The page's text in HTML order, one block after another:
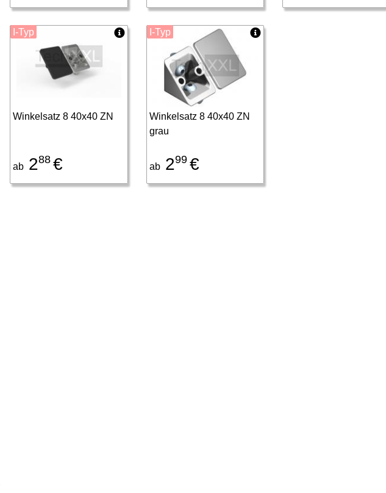
Winkelsatz 8 40x40 ZN
ab 288 €
I-Typ
Winkelsatz 8 40x40 ZN
grau
ab299 €
I-Typ